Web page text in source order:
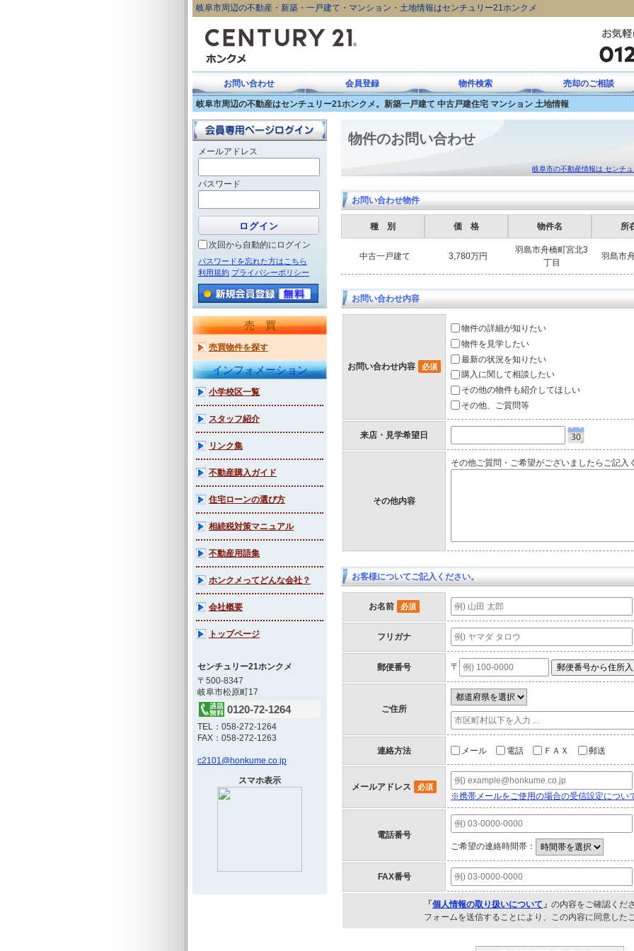
岐阜市周辺の不動産・新築・一戸建て・マンション・土地情報はセンチュリー21ホンクメ
お問い合わせ 会員登録 物件検索 売却のご相談
岐阜市周辺の不動産はセンチュリー21ホンクメ。新築一戸建て 中古戸建住宅 マンション 土地情報
物件のお問い合わせ
岐阜市の不動産情報は センチ
お問い合わせ物件
種 別 価 格 物件名 所
中古一戸建て 3,780万円
羽島市舟橋町宮北3
丁目
羽島市
お問い合わせ内容
お問い合わせ内容 必須
物件の詳細が知りたい
物件を見学したい
最新の状況を知りたい
購入に関して相談したい
その他の物件も紹介してほしい
その他、ご質問等
来店・見学希望日
その他内容
その他ご質問・ご希望がございましたらご記入
お客様についてご記入ください。
お名前 必須
フリガナ
郵便番号 〒
ご住所
連絡方法 メール 電話 ＦＡＸ 郵送
メールアドレス 必須
※携帯メールをご使用の場合の受信設定につい
電話番号
ご希望の連絡時間帯：
FAX番号
「 個人情報の取り扱いについて 」 の内容をご確認くださ
フォームを送信することにより、この内容に同意した
会員専用ページログイン
メールアドレス
パスワード
次回から自動的にログイン
パスワードを忘れた方はこちら
利用規約 プライバシーポリシー
売買
売買物件を探す
インフォメーション
小学校区一覧
スタッフ紹介
リンク集
不動産購入ガイド
住宅ローンの選び方
相続税対策マニュアル
不動産用語集
ホンクメってどんな会社？
会社概要
トップページ
センチュリー21ホンクメ
〒500-8347
岐阜市松原町17
0120-72-1264
TEL： 058-272-1264
FAX：058-272-1263
c2101@honkume.co.jp
スマホ表示